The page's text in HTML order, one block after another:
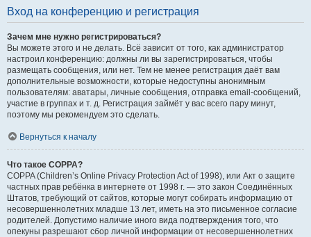
Вход на конференцию и регистрация
Зачем мне нужно регистрироваться?
Вы можете этого и не делать. Всё зависит от того, как администратор
настроил конференцию: должны ли вы зарегистрироваться, чтобы
размещать сообщения, или нет. Тем не менее регистрация даёт вам
дополнительные возможности, которые недоступны анонимным
пользователям: аватары, личные сообщения, отправка email-сообщений,
участие в группах и т. д. Регистрация займёт у вас всего пару минут,
поэтому мы рекомендуем это сделать.
Вернуться к началу
Что такое COPPA?
COPPA (Children’s Online Privacy Protection Act of 1998), или Акт о защите
частных прав ребёнка в интернете от 1998 г. — это закон Соединённых
Штатов, требующий от сайтов, которые могут собирать информацию от
несовершеннолетних младше 13 лет, иметь на это письменное согласие
родителей. Допустимо наличие иного вида подтверждения того, что
опекуны разрешают сбор личной информации от несовершеннолетних